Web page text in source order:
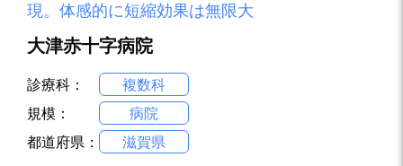
現。体感的に短縮効果は無限大
大津赤十字病院
診療科：
複数科
規模：
病院
都道府県：
滋賀県